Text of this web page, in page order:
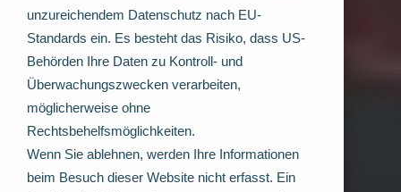
unzureichendem Datenschutz nach EU-
Standards ein. Es besteht das Risiko, dass US-
Behörden Ihre Daten zu Kontroll- und
Überwachungszwecken verarbeiten,
möglicherweise ohne
Rechtsbehelfsmöglichkeiten.
Wenn Sie ablehnen, werden Ihre Informationen
beim Besuch dieser Website nicht erfasst. Ein